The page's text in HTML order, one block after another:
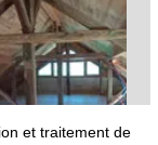
et traitement de